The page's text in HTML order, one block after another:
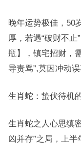
晚年运势极佳，50
厚，若遇“破财不
瓶】，镇宅招财，
导责骂”,莫因冲动误
生肖蛇：蛰伏待机
生肖蛇之人心思缜
凶并存”之局，上半